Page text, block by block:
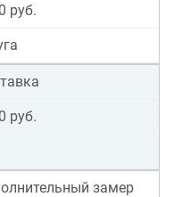
руб.
руб.
замер